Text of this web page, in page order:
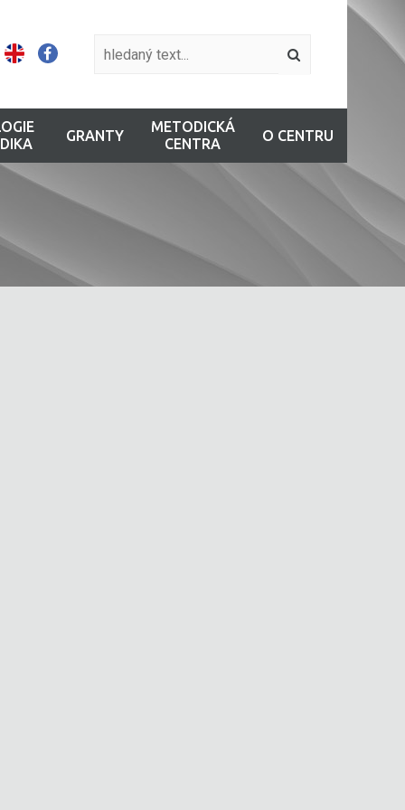
GRANTY
METODICKÁ
CENTRA
O CENTRU